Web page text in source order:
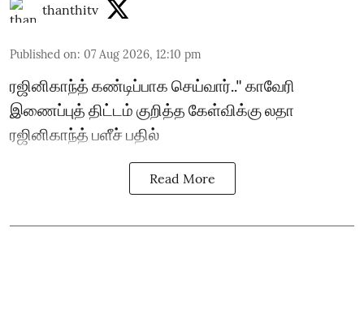
thanthitv
Published on: 07 Aug 2026, 12:10 pm
ரஜினிகாந்த் கண்டிப்பாக செய்வார்.." காவேரி
இணைப்புத் திட்டம் குறித்த கேள்விக்கு லதா
ரஜினிகாந்த் பளீச் பதில்
Read More